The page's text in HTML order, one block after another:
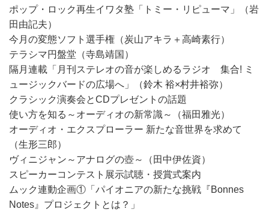
ポップ・ロック再生イワタ塾「トミー・リピューマ」（岩
田由記夫）
今月の変態ソフト選手権（炭山アキラ＋高崎素行）
テラシマ円盤堂（寺島靖国）
隔月連載「月刊ステレオの音が楽しめるラジオ 集合! ミ
ュージックバードの広場へ」（鈴木 裕×村井裕弥）
クラシック演奏会とCDプレゼントの話題
使い方を知る～オーディオの新常識～（福田雅光）
オーディオ・エクスプローラー 新たな音世界を求めて
（生形三郎）
ヴィニジャン～アナログの壺～（田中伊佐資）
スピーカーコンテスト展示試聴・授賞式案内
ムック連動企画①「パイオニアの新たな挑戦『Bonnes
Notes』プロジェクトとは？」